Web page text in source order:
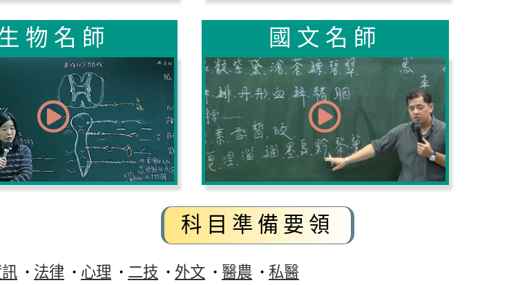
物名師 國文名師
科目準備要領
‧ 法律 ‧ 心理 ‧ 二技 ‧ 外文 ‧ 醫農 ‧ 私醫